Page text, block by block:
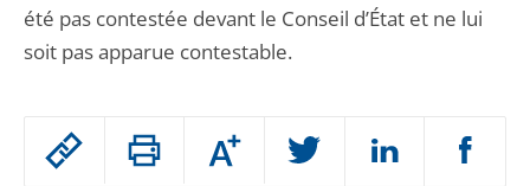
Passer
Augmenter
ou
été pas contestée devant le Conseil d’État et ne lui
soit pas apparue contestable.